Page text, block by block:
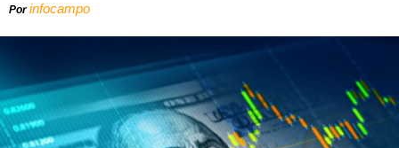
Porinfocampo